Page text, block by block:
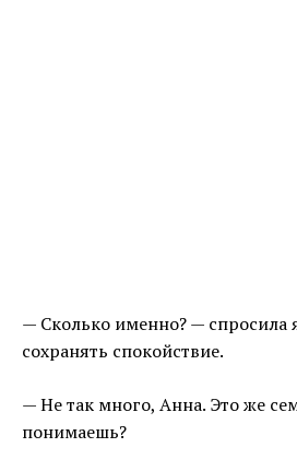
— Сколько именно? — спросила
сохранять спокойствие.
— Не так много, Анна. Это же
понимаешь?